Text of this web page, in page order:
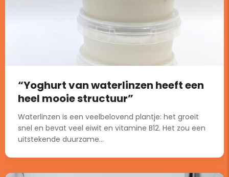
“Yoghurt van waterlinzen heeft een
heel mooie structuur”
Waterlinzen is een veelbelovend plantje: het groeit
snel en bevat veel eiwit en vitamine B12. Het zou een
uitstekende duurzame...